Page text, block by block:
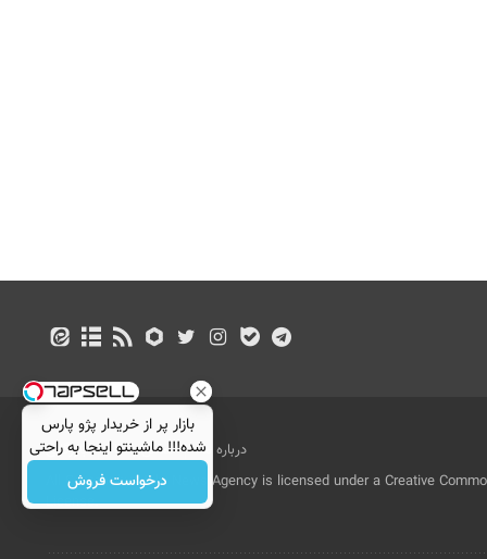
درباره ما تماس با ما
بازرگانی
All Content by Mehr News Agency is licensed under a Creative
License.
بازار پر از خریدار پژو پارس
شده!!! ماشینتو اینجا به راحتی
بفروش
درخواست فروش